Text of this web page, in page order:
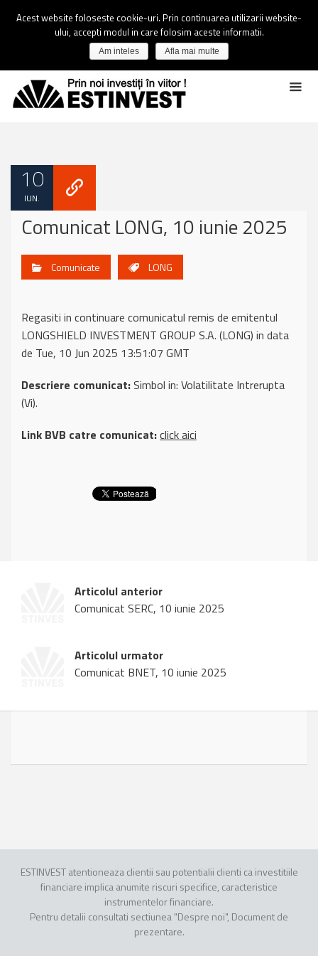
10
IUN.
Comunicat LONG, 10 iunie 2025
Comunicate LONG
Regasiti in continuare comunicatul remis de emitentul
LONGSHIELD INVESTMENT GROUP S.A. (LONG) in data
de Tue, 10 Jun 2025 13:51:07 GMT
Descriere comunicat:Simbol in: Volatilitate Intrerupta
(Vi).
Link BVB catre comunicat:click aici
Articolul anterior
Comunicat SERC, 10 iunie 2025
Articolul urmator
Comunicat BNET, 10 iunie 2025
ESTINVEST atentioneaza clientii sau potentialii clienti ca investitiile
financiare implica anumite riscuri specifice, caracteristice
instrumentelor financiare.
Pentru detalii consultati sectiunea "Despre noi", Document de
prezentare.
Acest website foloseste cookie-uri. Prin continuarea utilizarii website-
ului, accepti modul in care folosim aceste informatii.
Am inteles Afla mai multe